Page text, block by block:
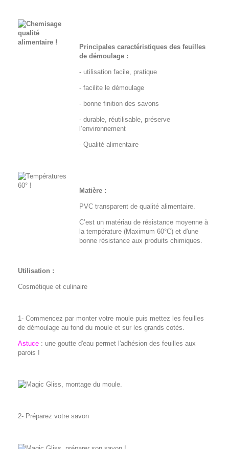
Principales caractéristiques des feuilles
de démoulage :
- utilisation facile, pratique
- facilite le démoulage
- bonne finition des savons
- durable, réutilisable, préserve
l’environnement
- Qualité alimentaire
Matière :
PVC transparent de qualité alimentaire.
C’est un matériau de résistance moyenne à
la température (Maximum 60°C) et d'une
bonne résistance aux produits chimiques.
Utilisation :
Cosmétique et culinaire
1- Commencez par monter votre moule puis mettez les feuilles
de démoulage au fond du moule et sur les grands cotés.
Astuce : une goutte d'eau permet l'adhésion des feuilles aux
parois !
2- Préparez votre savon